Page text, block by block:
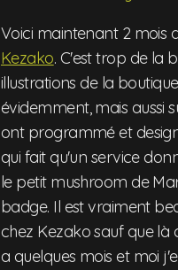
Voici maintenant 2 mois
Kezako. C'est trop de la
illustrations de la
évidemment, mais aussi
ont programmé et
qui fait qu'un service
le petit mushroom de
badge. Il est vraiment
chez Kezako sauf que là
a quelques mois et moi